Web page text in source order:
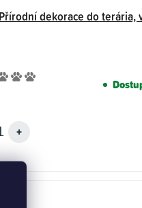
dekorace do terária,
Průměrné